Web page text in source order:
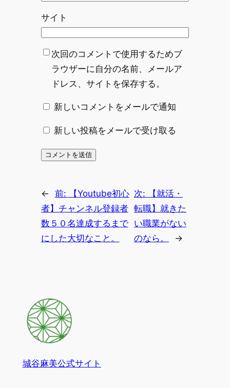
サイト
次回のコメントで使用するためブ
ラウザーに自分の名前、メールア
ドレス、サイトを保存する。
新しいコメントをメールで通知
新しい投稿をメールで受け取る
← 前:
【Youtube初心
者】チャンネル登録者
数５０名達成するまで
にした大切なこと。
次:
【就活・
転職】就きた
い職業がない
のなら。
→
城谷麻美公式サイト